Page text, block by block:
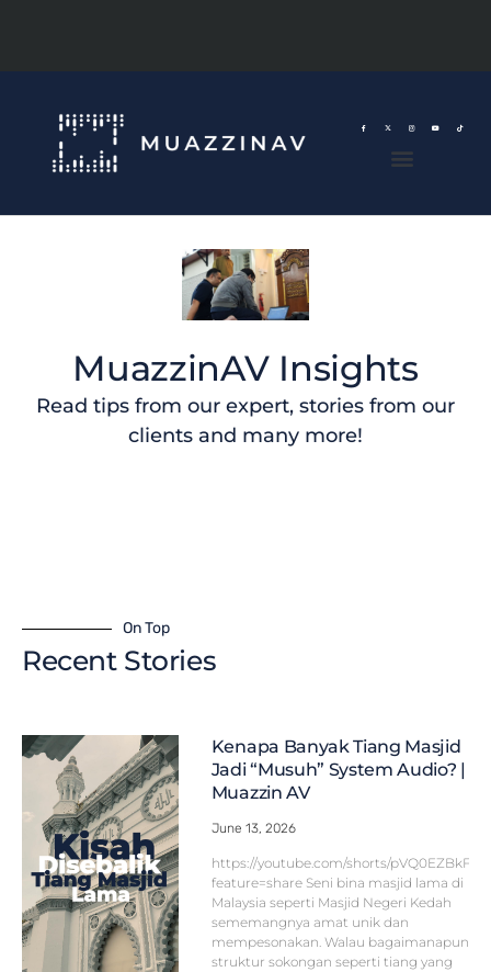
MuazzinAV Insights
Read tips from our expert, stories from our
clients and many more!
On Top
Recent Stories
Kenapa Banyak Tiang Masjid
Jadi “Musuh” System Audio? |
Muazzin AV
June 13, 2026
https://youtube.com/shorts/
feature=share Seni bina masjid lama di
Malaysia seperti Masjid Negeri Kedah
sememangnya amat unik dan
mempesonakan. Walau bagaimanapun,
struktur sokongan seperti tiang yang